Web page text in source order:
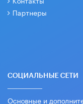
Партнеры
СОЦИАЛЬНЫЕ СЕТИ
Основные и